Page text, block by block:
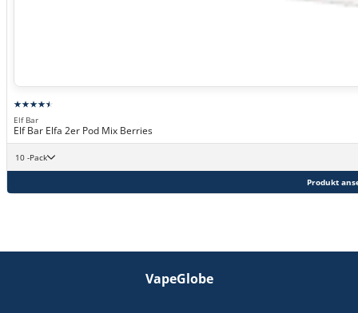
Elf Bar
Elf Bar Elfa 2er Pod Mix Berries
10 -Pack
Produkt
VapeGlobe